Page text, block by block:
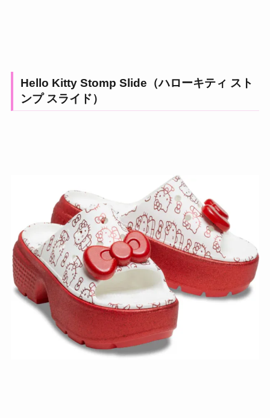
Hello Kitty Stomp Slide（ハローキティ スト
ンプ スライド）